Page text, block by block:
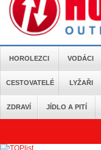
HOROLEZCI VODÁCI
CESTOVATELÉ LYŽAŘI
ZDRAVÍ JÍDLO A PITÍ